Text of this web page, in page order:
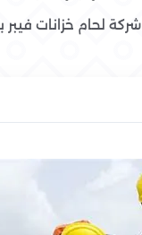
شركة لحام خزانات فيبر